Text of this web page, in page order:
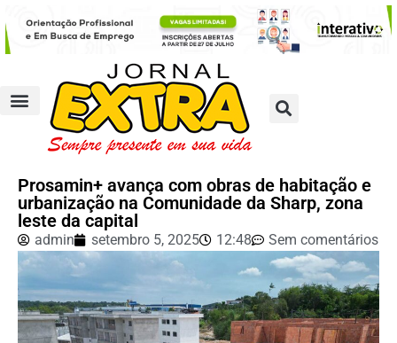
Prosamin+ avança com obras de habitação e
urbanização na Comunidade da Sharp, zona
leste da capital
admin setembro 5, 2025 12:48 Sem comentários